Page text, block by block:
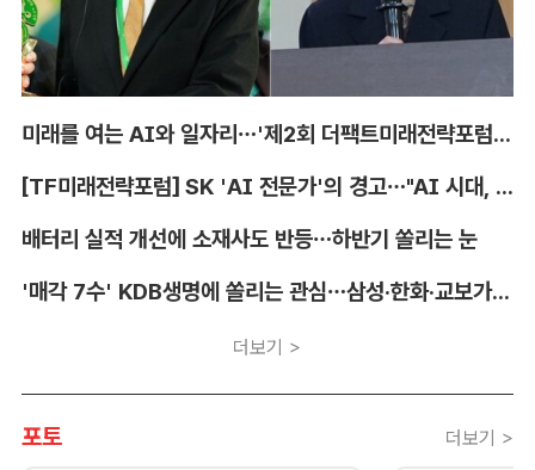
미래를 여는 AI와 일자리…'제2회 더팩트미래전략포럼' 참가 신청
[TF미래전략포럼] SK 'AI 전문가'의 경고…"AI 시대, 인재 격차 더 커진다"
배터리 실적 개선에 소재사도 반등…하반기 쏠리는 눈
'매각 7수' KDB생명에 쏠리는 관심…삼성·한화·교보가 주목하는 이유
더보기 >
포토 더보기 >